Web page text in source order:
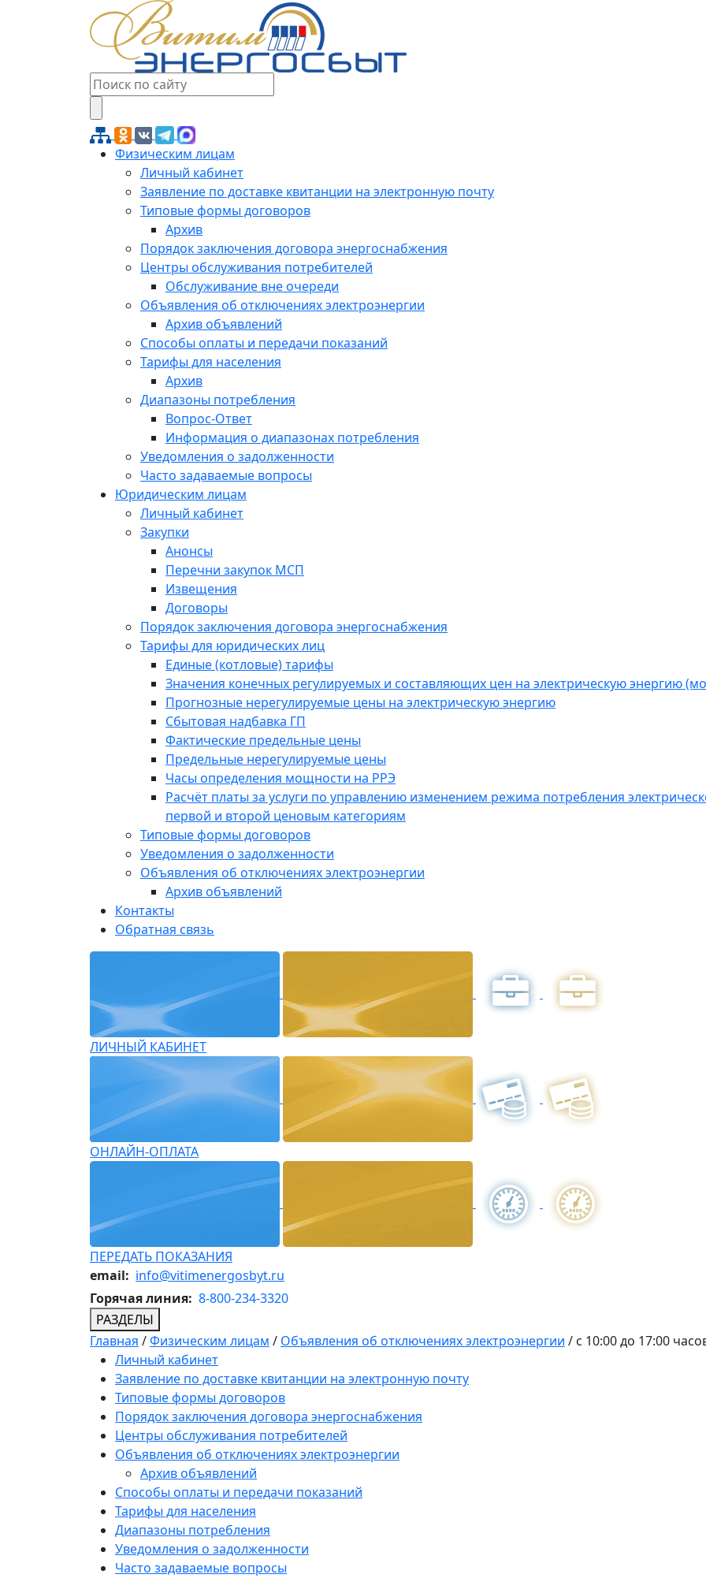
Физическим лицам
Личный кабинет
Заявление по доставке квитанции на электронную почту
Типовые формы договоров
Архив
Порядок заключения договора энергоснабжения
Центры обслуживания потребителей
Обслуживание вне очереди
Объявления об отключениях электроэнергии
Архив объявлений
Способы оплаты и передачи показаний
Тарифы для населения
Архив
Диапазоны потребления
Вопрос-Ответ
Информация о диапазонах потребления
Уведомления о задолженности
Часто задаваемые вопросы
Юридическим лицам
Личный кабинет
Закупки
Анонсы
Перечни закупок МСП
Извещения
Договоры
Порядок заключения договора энергоснабжения
Тарифы для юридических лиц
Единые (котловые) тарифы
Значения конечных регулируемых и составляющих цен на электрическую энергию
Прогнозные нерегулируемые цены на электрическую энергию
Сбытовая надбавка ГП
Фактические предельные цены
Предельные нерегулируемые цены
Часы определения мощности на РРЭ
Расчёт платы за услуги по управлению изменением режима потребления
первой и второй ценовым категориям
Типовые формы договоров
Уведомления о задолженности
Объявления об отключениях электроэнергии
Архив объявлений
Контакты
Обратная связь
ЛИЧНЫЙ КАБИНЕТ
ОНЛАЙН-ОПЛАТА
ПЕРЕДАТЬ ПОКАЗАНИЯ
email: info@vitimenergosbyt.ru
Горячая линия: 8-800-234-3320
РАЗДЕЛЫ
Главная /Физическим лицам / Объявления об отключениях электроэнергии / с 10:00 до 17:00
Личный кабинет
Заявление по доставке квитанции на электронную почту
Типовые формы договоров
Порядок заключения договора энергоснабжения
Центры обслуживания потребителей
Объявления об отключениях электроэнергии
Архив объявлений
Способы оплаты и передачи показаний
Тарифы для населения
Диапазоны потребления
Уведомления о задолженности
Часто задаваемые вопросы